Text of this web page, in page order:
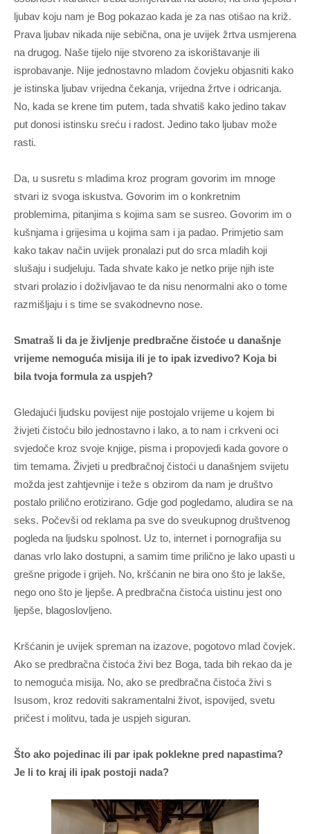
ljubav koju nam je Bog pokazao kada je za nas otišao na križ.
Prava ljubav nikada nije sebična, ona je uvijek žrtva usmjerena
na drugog. Naše tijelo nije stvoreno za iskorištavanje ili
isprobavanje. Nije jednostavno mladom čovjeku objasniti kako
je istinska ljubav vrijedna čekanja, vrijedna žrtve i odricanja.
No, kada se krene tim putem, tada shvatiš kako jedino takav
put donosi istinsku sreću i radost. Jedino tako ljubav može
rasti.
Da, u susretu s mladima kroz program govorim im mnoge
stvari iz svoga iskustva. Govorim im o konkretnim
problemima, pitanjima s kojima sam se susreo. Govorim im o
kušnjama i grijesima u kojima sam i ja padao. Primjetio sam
kako takav način uvijek pronalazi put do srca mladih koji
slušaju i sudjeluju. Tada shvate kako je netko prije njih iste
stvari prolazio i doživljavao te da nisu nenormalni ako o tome
razmišljaju i s time se svakodnevno nose.
Smatraš li da je življenje predbračne čistoće u današnje
vrijeme nemoguća misija ili je to ipak izvedivo? Koja bi
bila tvoja formula za uspjeh?
Gledajući ljudsku povijest nije postojalo vrijeme u kojem bi
živjeti čistoću bilo jednostavno i lako, a to nam i crkveni oci
svjedoče kroz svoje knjige, pisma i propovjedi kada govore o
tim temama. Živjeti u predbračnoj čistoći u današnjem svijetu
možda jest zahtjevnije i teže s obzirom da nam je društvo
postalo prilično erotizirano. Gdje god pogledamo, aludira se na
seks. Počevši od reklama pa sve do sveukupnog društvenog
pogleda na ljudsku spolnost. Uz to, internet i pornografija su
danas vrlo lako dostupni, a samim time prilično je lako upasti u
grešne prigode i grijeh. No, kršćanin ne bira ono što je lakše,
nego ono što je ljepše. A predbračna čistoća uistinu jest ono
ljepše, blagoslovljeno.
Kršćanin je uvijek spreman na izazove, pogotovo mlad čovjek.
Ako se predbračna čistoća živi bez Boga, tada bih rekao da je
to nemoguća misija. No, ako se predbračna čistoća živi s
Isusom, kroz redoviti sakramentalni život, ispovijed, svetu
pričest i molitvu, tada je uspjeh siguran.
Što ako pojedinac ili par ipak poklekne pred napastima?
Je li to kraj ili ipak postoji nada?